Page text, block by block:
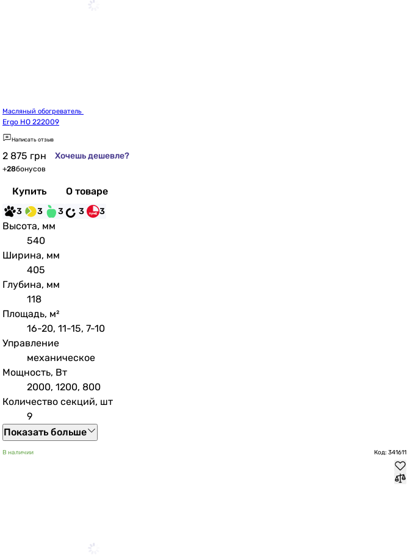
Ergo HO 222009
Написать отзыв
2 875 грн Хочешь дешевле?
+28бонусов
Купить О товаре
3 3 3 3 3
Высота, мм
540
Ширина, мм
405
Глубина, мм
118
Площадь, м²
16-20, 11-15, 7-10
Управление
механическое
Мощность, Вт
2000, 1200, 800
Количество секций, шт
9
Показать больше
В наличии Код: 341611